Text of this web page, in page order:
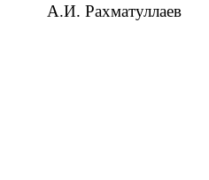
А.И. Рахматуллаев